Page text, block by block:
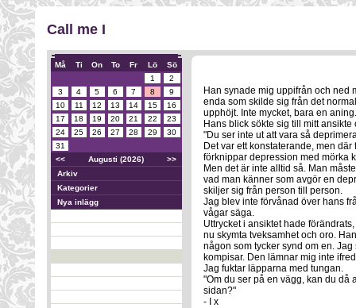
Call me I
Må Ti On To Fr Lö
Sö
1
2
3
4 5 6 7 8
9
10
11 12 13 14 15
16
17
18 19 20 21 22
23
24
25 26 27 28 29
30
31
<<
Augusti (2026)
>>
Arkiv
Kategorier
Nya inlägg
Han synade mig uppifrån och ned
enda som skilde sig från det
upphöjt. Inte mycket, bara en aning.
Hans blick sökte sig till mitt ansikte
"Du ser inte ut att vara så
Det var ett konstaterande, men
förknippar depression med mörka
Men det är inte alltid så. Man
vad man känner som avgör en
skiljer sig från person till person.
Jag blev inte förvånad över hans
vågar säga.
Uttrycket i ansiktet hade
nu skymta tveksamhet och oro.
någon som tycker synd om en.
kompisar. Den lämnar mig inte
Jag fuktar läpparna med tungan.
"Om du ser på en vägg, kan du då
sidan?"
- I x